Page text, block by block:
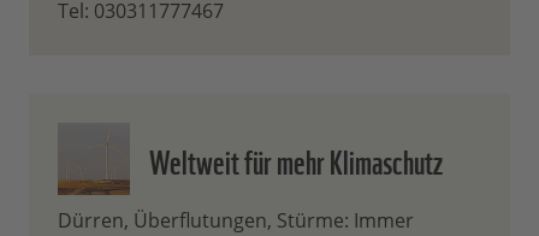
Tel: 030311777467
Weltweit für mehr Klimaschutz
Dürren, Überflutungen, Stürme: Immer